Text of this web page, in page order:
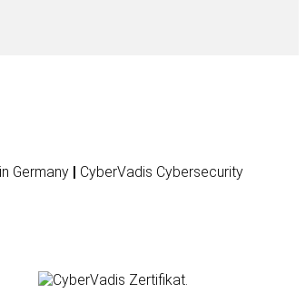
Germany
CyberVadis Cybersecurity